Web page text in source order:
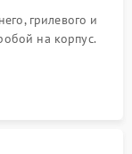
грилевого и
на корпус.